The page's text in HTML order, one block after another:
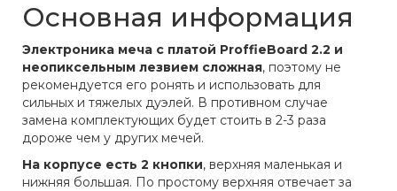
Основная информация
Электроника меча с платой ProffieBoard 2.2 и
неопиксельным лезвием сложная, поэтому не
рекомендуется его ронять и использовать для
сильных и тяжелых дуэлей. В противном случае
замена комплектующих будет стоить в 2-3 раза
дороже чем у других мечей.
На корпусе есть 2 кнопки, верхняя маленькая и
нижняя большая. По простому верхняя отвечает за